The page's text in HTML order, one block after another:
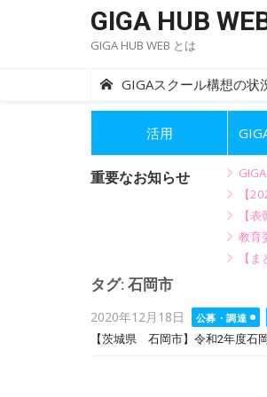
GIGA HUB
GIGA HUB WEB とは
GIGAスクール構想の状
活用
重要なお知らせ
【
【
教育
【
タグ: 石岡市
Posted
on
2020年12月18日 公募・調達
【茨城県 石岡市】令和2年度石